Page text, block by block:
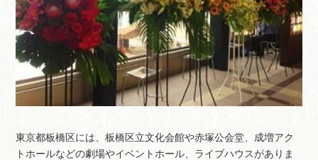
東京都板橋区には、板橋区立文化会館や赤塚公会堂、成増アク
トホールなどの劇場やイベントホール、ライブハウスがありま